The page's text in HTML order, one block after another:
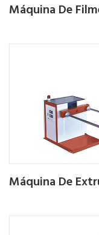
Máquina De
Máquina De